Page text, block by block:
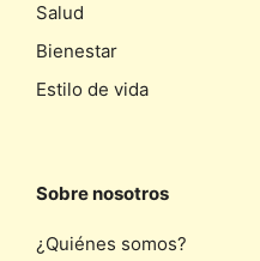
Salud
Bienestar
Estilo de vida
Sobre nosotros
¿Quiénes somos?